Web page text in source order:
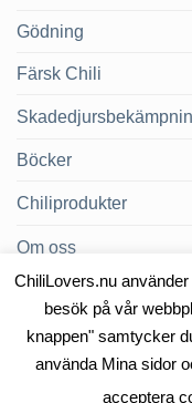
Gödning
Färsk Chili
Böcker
Chiliprodukter
Om oss
Chilibloggen
ChiliLovers.nu
besök på vår
knappen" samtycker
använda Mina sidor
acceptera